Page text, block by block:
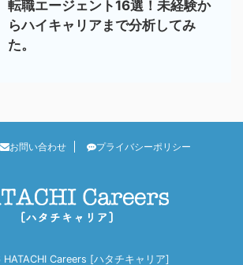
転職エージェント16選！未経験か
らハイキャリアまで分析してみ
た。
お問い合わせ プライバシーポリシー
Careers [ハタチキャリア]